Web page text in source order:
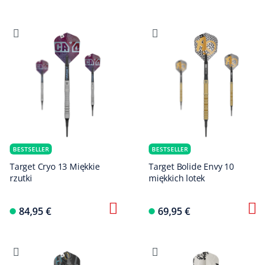
BESTSELLER
Target Cryo 13 Miękkie
rzutki
84,95 €
BESTSELLER
Target Bolide Envy 10
miękkich lotek
69,95 €